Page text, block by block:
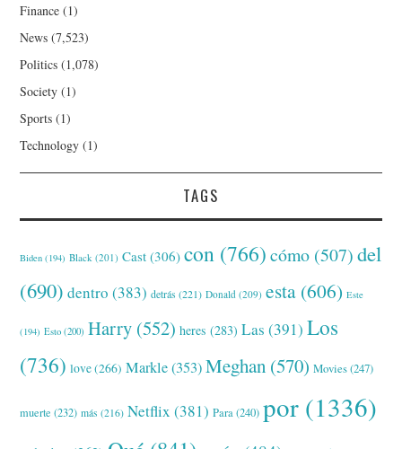
Finance (1)
News (7,523)
Politics (1,078)
Society (1)
Sports (1)
Technology (1)
TAGS
Biden (194) Black (201) Cast (306) con (766) cómo (507) del
(690) dentro (383) detrás (221) Donald (209) esta (606) Este
(194) Esto (200) Harry (552) heres (283) Las (391) Los
(736) love(266) Markle(353) Meghan (570) Movies(247)
muerte (232) más (216) Netflix (381) Para(240) por (1336)